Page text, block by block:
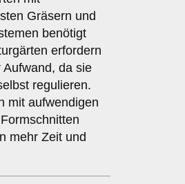
Gräsern und
benötigt
erfordern
da sie
regulieren.
mit aufwendigen
mehr Zeit und